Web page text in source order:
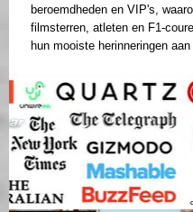
beroemdheden en VIP's,
filmsterren, atleten en F1-
hun mooiste herinneringen